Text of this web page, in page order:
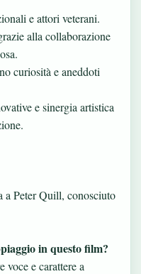
e attori veterani.
alla collaborazione
curiosità e aneddoti
e sinergia artistica
a Peter Quill, conosciuto
in questo film?
voce e carattere a